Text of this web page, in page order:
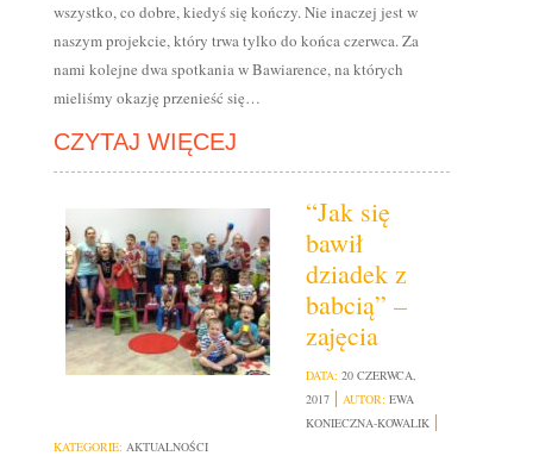
wszystko, co dobre, kiedyś się kończy. Nie inaczej jest w
naszym projekcie, który trwa tylko do końca czerwca. Za
nami kolejne dwa spotkania w Bawiarence, na których
mieliśmy okazję przenieść się…
CZYTAJ WIĘCEJ
“Jak się
bawił
dziadek z
babcią” –
zajęcia
DATA: 20 CZERWCA,
2017
AUTOR: EWA
KONIECZNA-KOWALIK
KATEGORIE: AKTUALNOŚCI